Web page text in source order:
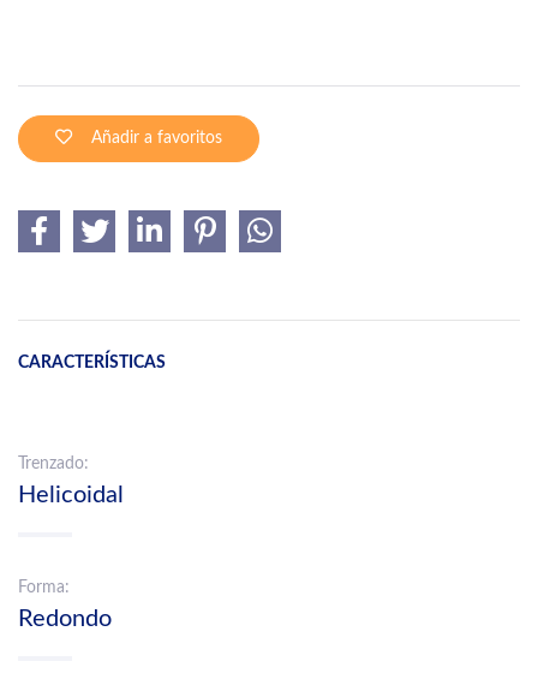
Añadir a favoritos
CARACTERÍSTICAS
Trenzado:
Helicoidal
Forma:
Redondo